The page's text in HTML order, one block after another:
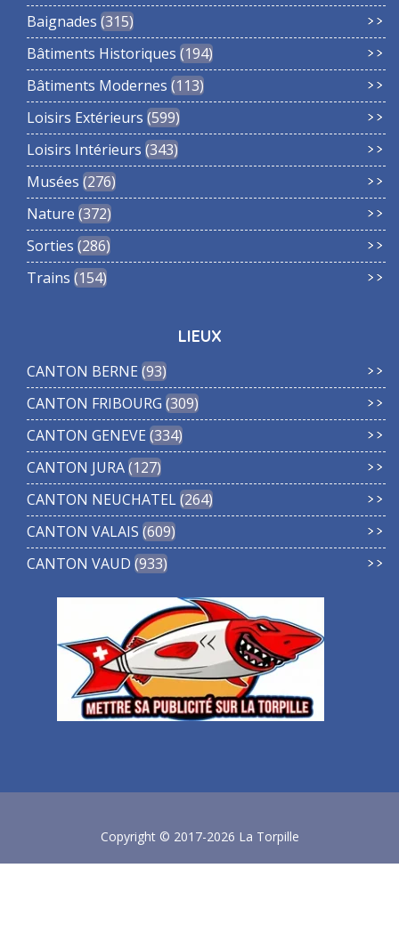
Baignades 315
Bâtiments Historiques 194
Bâtiments Modernes 113
Loisirs Extérieurs 599
Loisirs Intérieurs 343
Musées 276
Nature 372
Sorties 286
Trains 154
LIEUX
CANTON BERNE 93
CANTON FRIBOURG 309
CANTON GENEVE 334
CANTON JURA 127
CANTON NEUCHATEL 264
CANTON VALAIS 609
CANTON VAUD 933
Copyright © 2017-2026 La Torpille